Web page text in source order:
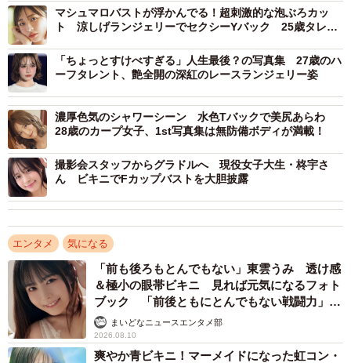
マシュマロバストが浮かんでる！超刺激的な泡ぶろカッ
ト 涼しげランジェリーでセクシーYバック 25歳タレン
「ちょっとすけべすぎる」人生最後？の写真集 27歳のハ
ーフタレント、艶全開の深紅のレースランジェリー姿
濃厚色気のシャワーシーン 水色Tバックで美尻あらわ
28歳のカープ女子、1st写真集は無防備ボディが満載！
撮影会スタッフからグラドルへ 現役女子大生・柊宇さ
ん ビキニでFカップバストを大胆披露
エンタメ 気になる
「前も後ろもとんでもない」東雲うみ 透け感
＆極小の眼帯ビキニ 見れば元気になるフォト
ブック 「前後ともにとんでもない戦闘力」
「桃ダイナマイトがすごい」
まいどなニュースエンタメ部
2026.08.10
爽やか青ビキニ！マーメイドになった虹コン・